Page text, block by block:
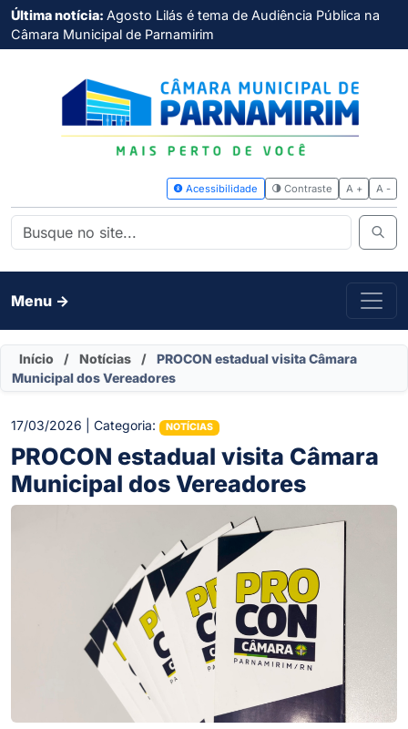
Última notícia: Agosto Lilás é tema de Audiência Pública na
Câmara Municipal de Parnamirim
Menu ->
Início / Notícias /
PROCON estadual visita Câmara
Municipal dos Vereadores
17/03/2026 | Categoria: NOTÍCIAS
PROCON estadual visita Câmara
Municipal dos Vereadores